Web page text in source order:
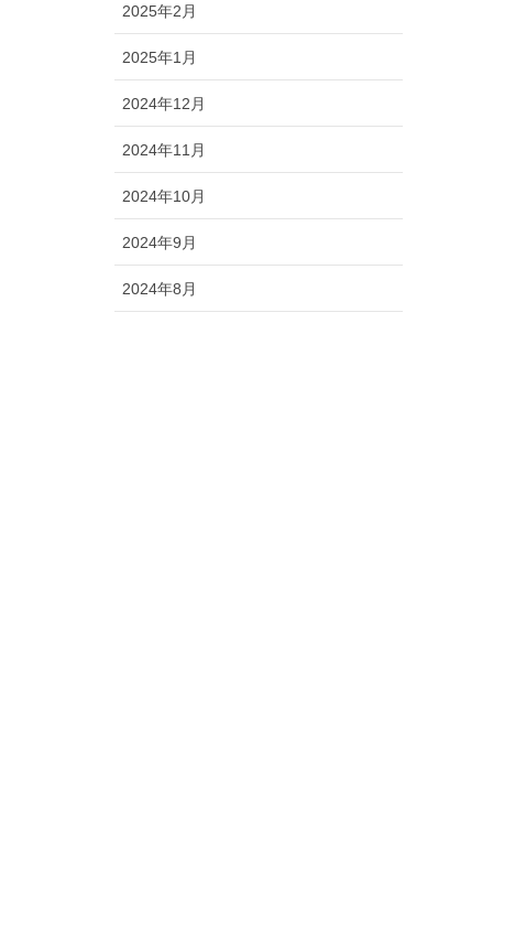
2025年2月
2025年1月
2024年12月
2024年11月
2024年10月
2024年9月
2024年8月